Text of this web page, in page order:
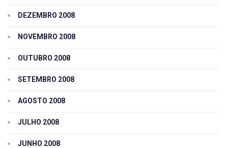
DEZEMBRO 2008
NOVEMBRO 2008
OUTUBRO 2008
SETEMBRO 2008
AGOSTO 2008
JULHO 2008
JUNHO 2008